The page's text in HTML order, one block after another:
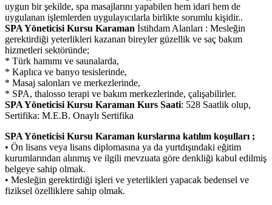
uygun bir şekilde, spa masajlarını yapabilen hem idari hem de
uygulanan işlemlerden uygulayıcılarla birlikte sorumlu kişidir..
SPA Yöneticisi Kursu Karaman İstihdam Alanları : Mesleğin
gerektirdiği yeterlikleri kazanan bireyler güzellik ve saç bakım
hizmetleri sektöründe;
* Türk hamımı ve saunalarda,
* Kaplıca ve banyo tesislerinde,
* Masaj salonları ve merkezlerinde,
* SPA, thalosso terapi ve bakım merkezlerinde, çalışabilirler.
SPA Yöneticisi Kursu Karaman Kurs Saati: 528 Saatlik olup,
Sertifika: M.E.B. Onaylı Sertifika
SPA Yöneticisi Kursu Karaman kurslarına katılım koşulları ;
• Ön lisans veya lisans diplomasına ya da yurtdışındaki eğitim
kurumlarından alınmış ve ilgili mevzuata göre denkliği kabul edilmiş
belgeye sahip olmak.
• Mesleğin gerektirdiği işleri ve yeterlikleri yapacak bedensel ve
fiziksel özelliklere sahip olmak.